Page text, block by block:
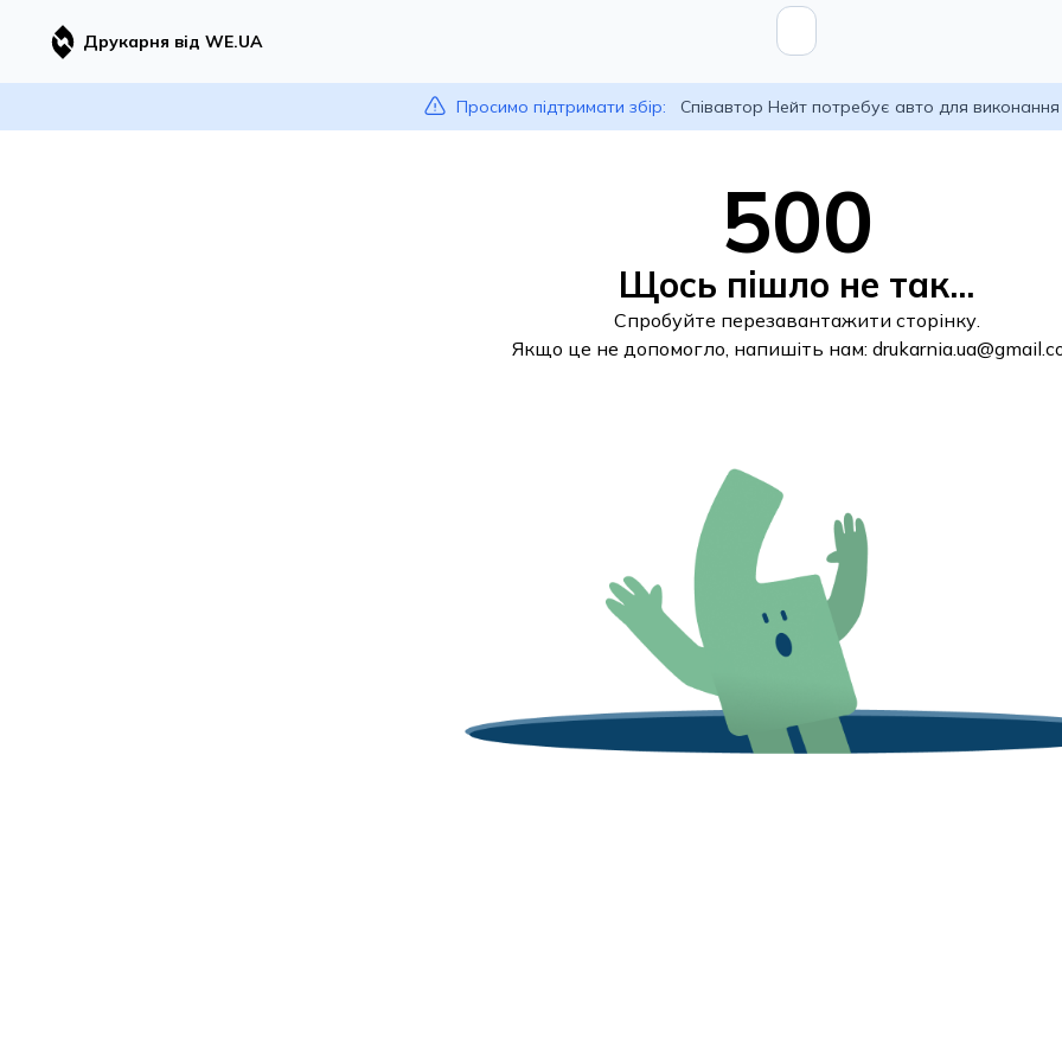
Друкарня від WE.UA
Просимо підтримати збір: Співавтор Нейт потребує авто для
500
Щось пішло не так...
Спробуйте перезавантажити сторінку.
Якщо це не допомогло, напишіть нам: